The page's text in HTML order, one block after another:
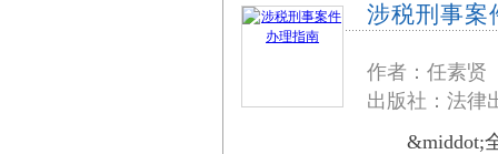
涉税刑事案
作者：任素贤
出版社：法
&middot;全